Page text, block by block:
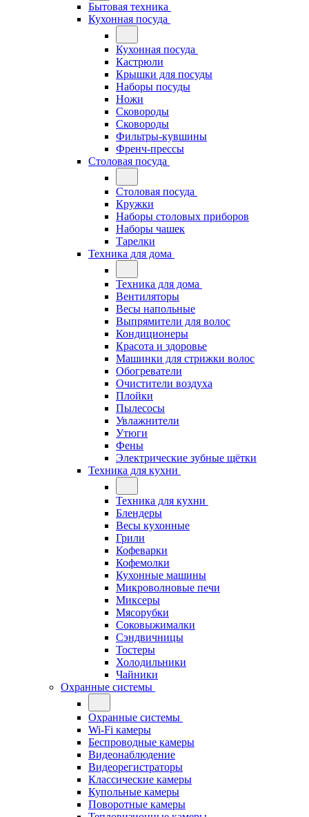
Бытовая техника
Кухонная посуда
Кухонная посуда
Кастрюли
Крышки для посуды
Наборы посуды
Ножи
Сковороды
Сковороды
Фильтры-кувшины
Френч-прессы
Столовая посуда
Столовая посуда
Кружки
Наборы столовых приборов
Наборы чашек
Тарелки
Техника для дома
Техника для дома
Вентиляторы
Весы напольные
Выпрямители для волос
Кондиционеры
Красота и здоровье
Машинки для стрижки волос
Обогреватели
Очистители воздуха
Плойки
Пылесосы
Увлажнители
Утюги
Фены
Электрические зубные щётки
Техника для кухни
Техника для кухни
Блендеры
Весы кухонные
Грили
Кофеварки
Кофемолки
Кухонные машины
Микроволновые печи
Миксеры
Мясорубки
Соковыжималки
Сэндвичницы
Тостеры
Холодильники
Чайники
Охранные системы
Охранные системы
Wi-Fi камеры
Беспроводные камеры
Видеонаблюдение
Видеорегистраторы
Классические камеры
Купольные камеры
Поворотные камеры